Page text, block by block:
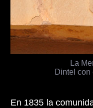
En 1835 la
La
Dintel con